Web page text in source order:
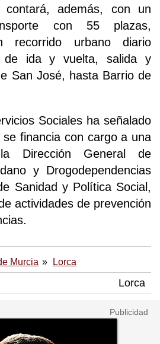
además, con un
con 55 plazas,
recorrido urbano diario
de ida y vuelta, salida y
San José, hasta Barrio de
Sociales ha señalado
financia con cargo a una
Dirección General de
y Drogodependencias
Sanidad y Política Social,
actividades de prevención
Murcia Lorca
Lorca